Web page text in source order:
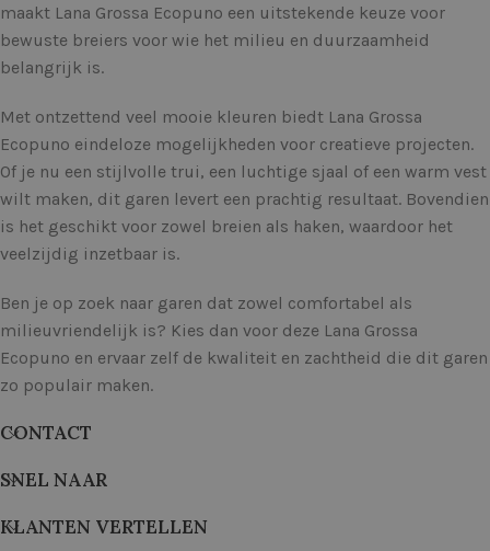
maakt Lana Grossa Ecopuno een uitstekende keuze voor
bewuste breiers voor wie het milieu en duurzaamheid
belangrijk is.
Met ontzettend veel mooie kleuren biedt Lana Grossa
Ecopuno eindeloze mogelijkheden voor creatieve projecten.
Of je nu een stijlvolle trui, een luchtige sjaal of een warm vest
wilt maken, dit garen levert een prachtig resultaat. Bovendien
is het geschikt voor zowel breien als haken, waardoor het
veelzijdig inzetbaar is.
Ben je op zoek naar garen dat zowel comfortabel als
milieuvriendelijk is? Kies dan voor deze Lana Grossa
Ecopuno en ervaar zelf de kwaliteit en zachtheid die dit garen
zo populair maken.
CONTACT
SNEL NAAR
KLANTEN VERTELLEN